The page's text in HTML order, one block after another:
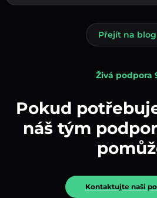
Přejít na blog
Živá podpora
Pokud
náš tým
Kontaktujte naši